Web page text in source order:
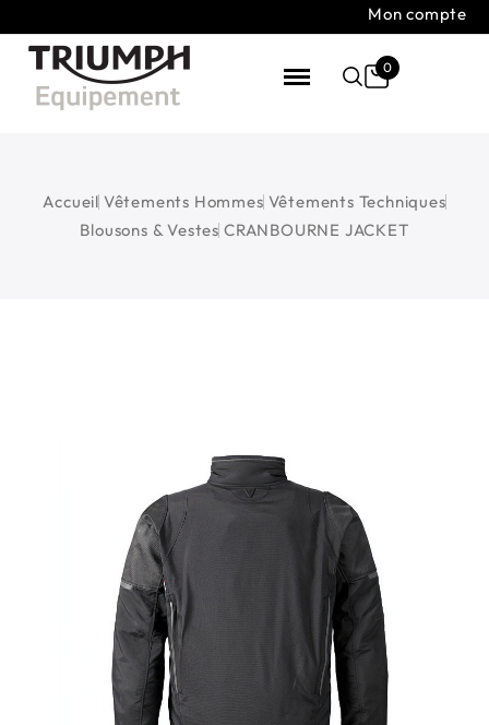
Mon compte
0
Accueil Vêtements Hommes Vêtements Techniques
Blousons & Vestes CRANBOURNE JACKET